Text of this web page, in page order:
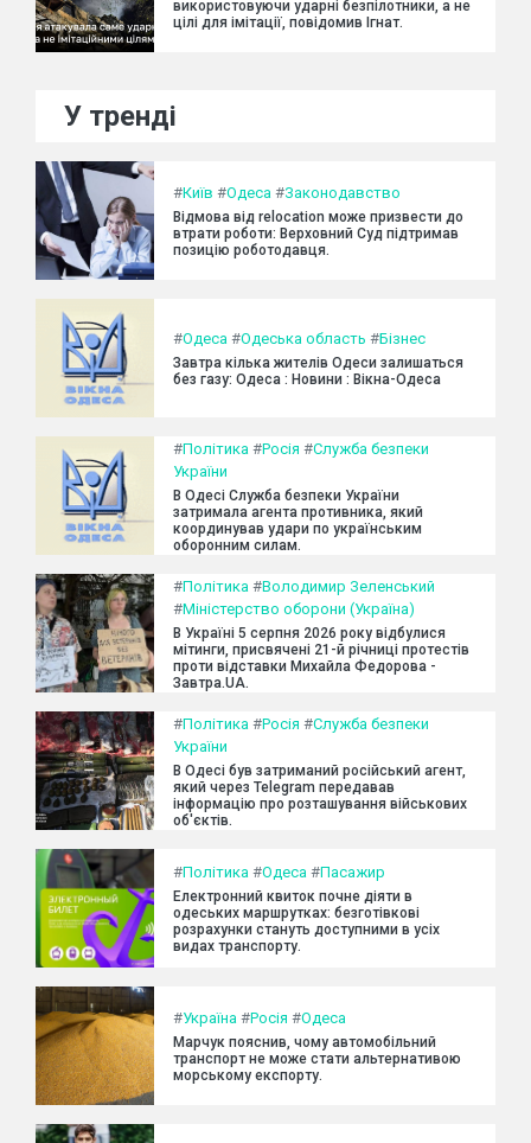
використовуючи ударні безпілотники, а не
цілі для імітації, повідомив Ігнат.
У тренді
#Київ #Одеса #Законодавство
Відмова від relocation може призвести до
втрати роботи: Верховний Суд підтримав
позицію роботодавця.
#Одеса #Одеська область #Бізнес
Завтра кілька жителів Одеси залишаться
без газу: Одеса : Новини : Вікна-Одеса
#Політика #Росія #Служба безпеки
України
В Одесі Служба безпеки України
затримала агента противника, який
координував удари по українським
оборонним силам.
#Політика #Володимир Зеленський
#Міністерство оборони (Україна)
В Україні 5 серпня 2026 року відбулися
мітинги, присвячені 21-й річниці протестів
проти відставки Михайла Федорова -
Завтра.UA.
#Політика #Росія #Служба безпеки
України
В Одесі був затриманий російський агент,
який через Telegram передавав
інформацію про розташування військових
об'єктів.
#Політика #Одеса #Пасажир
Електронний квиток почне діяти в
одеських маршрутках: безготівкові
розрахунки стануть доступними в усіх
видах транспорту.
#Україна #Росія #Одеса
Марчук пояснив, чому автомобільний
транспорт не може стати альтернативою
морському експорту.